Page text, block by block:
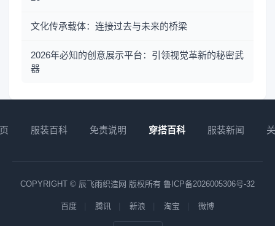
文化传承载体：连接过去与未来的桥梁
2026年必知的创意展示平台：引领视觉革新的秘密武
器
服装百科 免责说明 穿搭百科 服装新闻
COPYRIGHT © 辰飞雨织造网 版权所有 鲁ICP备2026005306号-32
百度 腾讯 新浪 淘宝 微博